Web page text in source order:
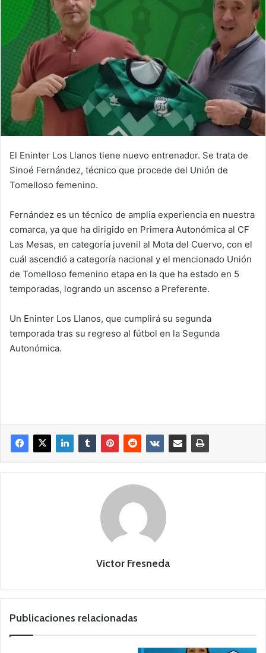
El Eninter Los Llanos tiene nuevo entrenador. Se trata de
Sinoé Fernández, técnico que procede del Unión de
Tomelloso femenino.
Fernández es un técnico de amplia experiencia en nuestra
comarca, ya que ha dirigido en Primera Autonómica al CF
Las Mesas, en categoría juvenil al Mota del Cuervo, con el
cuál ascendió a categoría nacional y el mencionado Unión
de Tomelloso femenino etapa en la que ha estado en 5
temporadas, logrando un ascenso a Preferente.
Un Eninter Los Llanos, que cumplirá su segunda
temporada tras su regreso al fútbol en la Segunda
Autonómica.
Victor Fresneda
Publicaciones relacionadas